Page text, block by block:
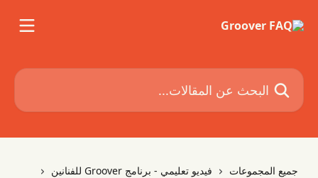
البحث عن المقالات...
جميع المجموعات
فيديو تعليمي - برنامج Groover للفنانين